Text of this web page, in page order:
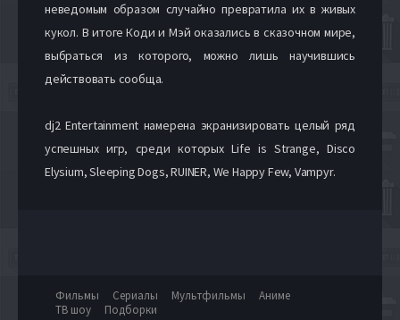
неведомым образом случайно превратила их в живых
кукол. В итоге Коди и Мэй оказались в сказочном мире,
выбраться из которого, можно лишь научившись
действовать сообща.
dj2 Entertainment намерена экранизировать целый ряд
успешных игр, среди которых Life is Strange, Disco
Elysium, Sleeping Dogs, RUINER, We Happy Few, Vampyr.
Фильмы Сериалы Мультфильмы
Аниме
ТВ шоу
Подборки